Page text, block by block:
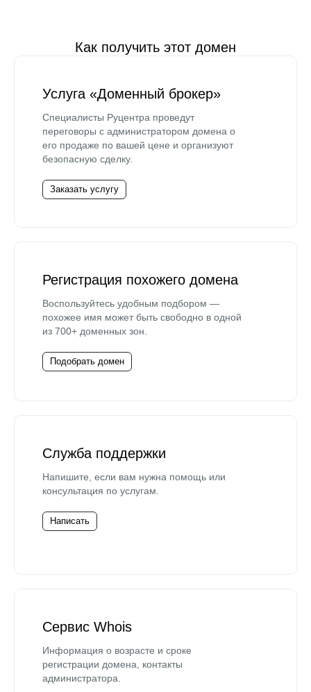
Как получить этот домен
Услуга «Доменный брокер»
Специалисты Руцентра проведут
переговоры с администратором домена о
его продаже по вашей цене и организуют
безопасную сделку.
Заказать услугу
Регистрация похожего домена
Воспользуйтесь удобным подбором —
похожее имя может быть свободно в одной
из 700+ доменных зон.
Подобрать домен
Служба поддержки
Напишите, если вам нужна помощь или
консультация по услугам.
Написать
Сервис Whois
Информация о возрасте и сроке
регистрации домена, контакты
администратора.